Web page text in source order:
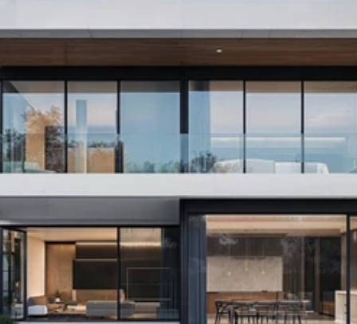
Build & take the next
perfect step with nestify
Ready to find your dream home? Let Nestify
guide you every step of the way.
01.Trusted real estate expertise
02.
Personalized property solutions